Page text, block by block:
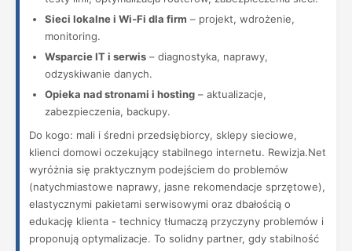
Sieci lokalne i Wi‑Fi dla firm – projekt, wdrożenie,
monitoring.
Wsparcie IT i serwis – diagnostyka, naprawy,
odzyskiwanie danych.
Opieka nad stronami i hosting – aktualizacje,
zabezpieczenia, backupy.
Do kogo: mali i średni przedsiębiorcy, sklepy sieciowe,
klienci domowi oczekujący stabilnego internetu. Rewizja.Net
wyróżnia się praktycznym podejściem do problemów
(natychmiastowe naprawy, jasne rekomendacje sprzętowe),
elastycznymi pakietami serwisowymi oraz dbałością o
edukację klienta - technicy tłumaczą przyczyny problemów i
proponują optymalizacje. To solidny partner, gdy stabilność